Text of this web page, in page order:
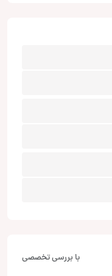
با بررسی تخصصی